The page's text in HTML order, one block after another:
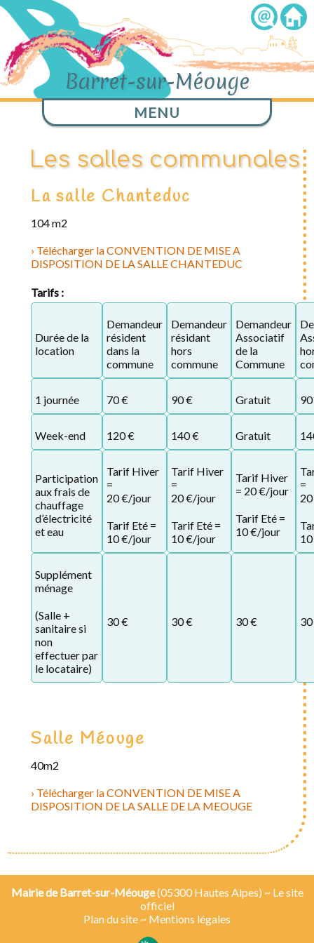
Barret-sur-Méouge
MENU
Les salles communales
La salle Chanteduc
104 m2
Télécharger la CONVENTION DE MISE A
DISPOSITION DE LA SALLE CHANTEDUC
Tarifs :
Durée de la
location
Demandeur
résident
dans la
commune
Demandeur
résidant
hors
commune
Demandeur
Associatif
de la
Commune
1 journée 70 € 90 € Gratuit
Week-end 120 € 140 € Gratuit
Participation
aux frais de
chauffage
d’électricité
et eau
Tarif Hiver
=
20 €/jour
Tarif Eté =
10 €/jour
Tarif Hiver
=
20 €/jour
Tarif Eté =
10 €/jour
Tarif Hiver
= 20 €/jour
Tarif Eté =
10 €/jour
=
Supplément
ménage
(Salle +
sanitaire si
non
effectuer par
le locataire)
30 € 30 € 30 €
Salle Méouge
40m2
Télécharger la CONVENTION DE MISE A
DISPOSITION DE LA SALLE DE LA MEOUGE
Mairie de Barret-sur-Méouge(05300 Hautes Alpes) ~ Le site
officiel
Plan du site ~ Mentions légales